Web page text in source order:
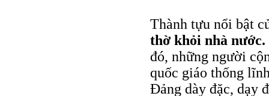
Thành tựu nổi bật
thờ khỏi nhà nước.
đó, những người
quốc giáo thống
Đảng dày đặc, dạy